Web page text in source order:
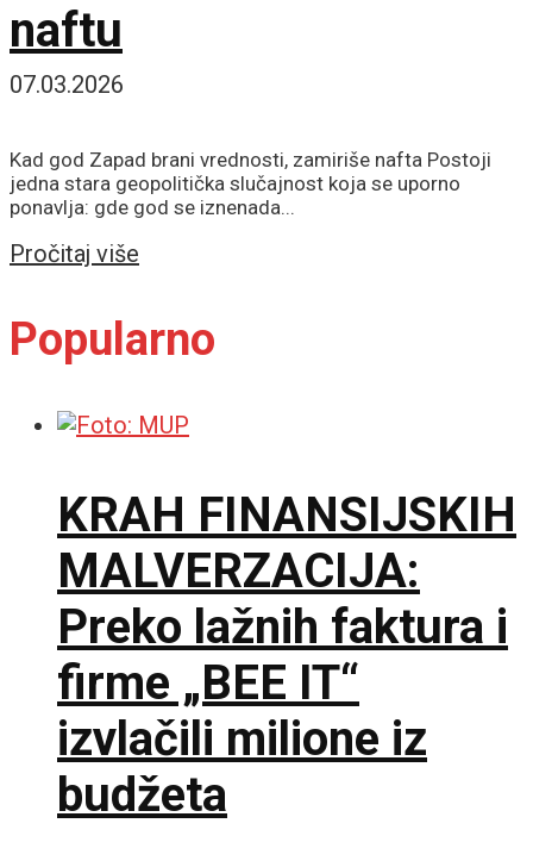
naftu
07.03.2026
Kad god Zapad brani vrednosti, zamiriše nafta Postoji
jedna stara geopolitička slučajnost koja se uporno
ponavlja: gde god se iznenada...
Pročitaj više
Popularno
KRAH FINANSIJSKIH
MALVERZACIJA:
Preko lažnih faktura i
firme „BEE IT“
izvlačili milione iz
budžeta